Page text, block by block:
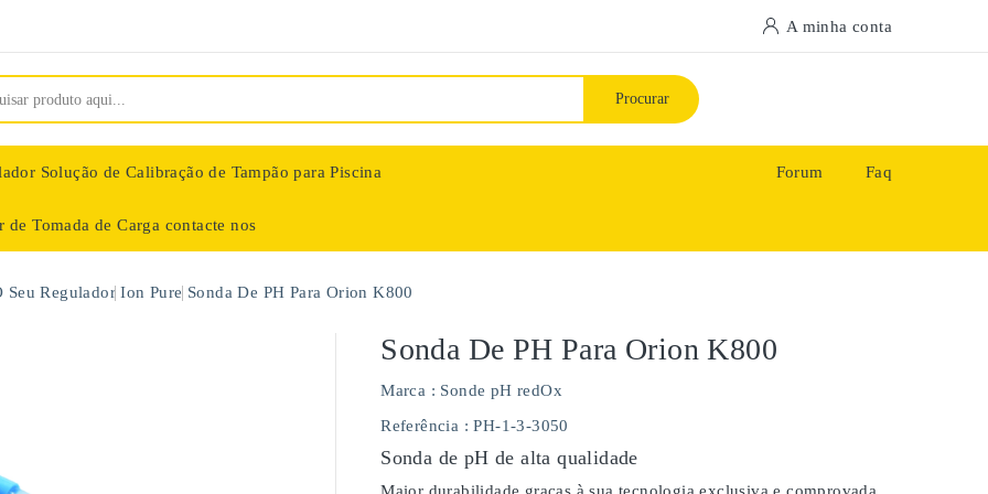
A minha conta
Procurar
Solução de Calibração de Tampão para Piscina
de Tomada de Carga contacte nos
Forum Faq
Seu Regulador Ion Pure Sonda De PH Para Orion K800
Sonda De PH Para Orion K800
Marca : Sonde pH redOx
Referência : PH-1-3-3050
Sonda de pH de alta qualidade